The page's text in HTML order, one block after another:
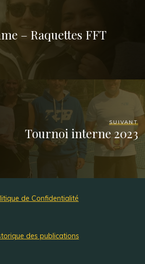
– Raquettes FFT
SUIVANT
Tournoi interne 2023
de Confidentialité
des publications